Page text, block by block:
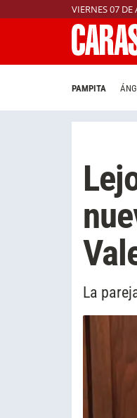
VIERNES 07 DE
PAMPITA
La